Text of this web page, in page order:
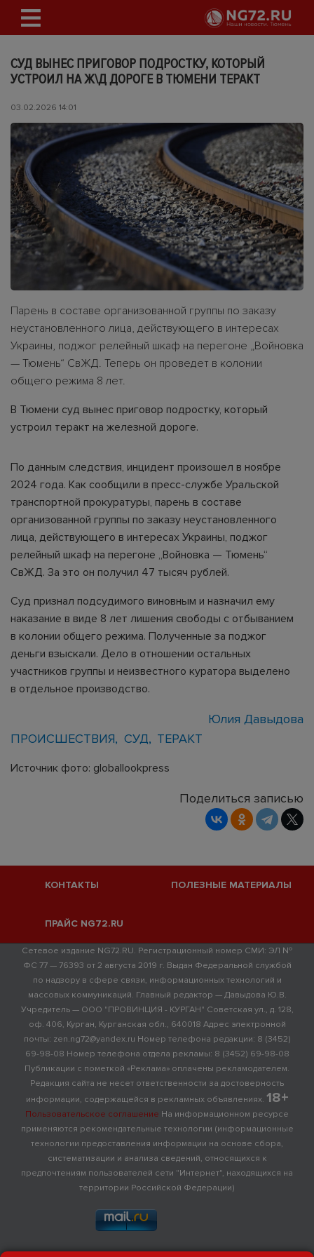
СУД ВЫНЕС ПРИГОВОР ПОДРОСТКУ, КОТОРЫЙ
УСТРОИЛ НА Ж\Д ДОРОГЕ В ТЮМЕНИ ТЕРАКТ
03.02.2026 14:01
Парень в составе организованной группы по заказу
неустановленного лица, действующего в интересах
Украины, поджог релейный шкаф на перегоне „Войновка
— Тюмень“ СвЖД. Теперь он проведет в колонии
общего режима 8 лет.
В Тюмени суд вынес приговор подростку, который
устроил теракт на железной дороге.
По данным следствия, инцидент произошел в ноябре
2024 года. Как сообщили в пресс-службе Уральской
транспортной прокуратуры, парень в составе
организованной группы по заказу неустановленного
лица, действующего в интересах Украины, поджог
релейный шкаф на перегоне „Войновка — Тюмень“
СвЖД. За это он получил 47 тысяч рублей.
Суд признал подсудимого виновным и назначил ему
наказание в виде 8 лет лишения свободы с отбыванием
в колонии общего режима. Полученные за поджог
деньги взыскали. Дело в отношении остальных
участников группы и неизвестного куратора выделено
в отдельное производство.
Юлия Давыдова
ПРОИСШЕСТВИЯ
СУД ТЕРАКТ
Источник фото: globallookpress
Поделиться записью
КОНТАКТЫ ПОЛЕЗНЫЕ МАТЕРИАЛЫ
ПРАЙС NG72.RU
Сетевое издание NG72.RU. Регистрационный номер СМИ: ЭЛ №
ФС 77 — 76393 от 2 августа 2019 г. Выдан Федеральной службой
по надзору в сфере связи, информационных технологий и
массовых коммуникаций. Главный редактор — Давыдова Ю.В.
Учредитель — ООО "ПРОВИНЦИЯ - КУРГАН" Советская ул., д. 128,
оф. 406, Курган, Курганская обл., 640018 Адрес электронной
почты: zen.ng72@yandex.ru Номер телефона редакции: 8 (3452)
69-98-08 Номер телефона отдела рекламы: 8 (3452) 69-98-08
Публикации с пометкой «Реклама» оплачены рекламодателем.
Редакция сайта не несет ответственности за достоверность
информации, содержащейся в рекламных объявлениях. 18+
Пользовательское соглашение На информационном ресурсе
применяются рекомендательные технологии (информационные
технологии предоставления информации на основе сбора,
систематизации и анализа сведений, относящихся к
предпочтениям пользователей сети "Интернет", находящихся на
территории Российской Федерации)